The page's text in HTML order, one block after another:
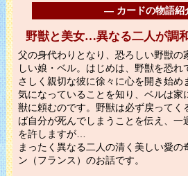
― カードの物語
野獣と美女…異なる二人が調
父の身代わりとなり、恐ろしい野獣の
しい娘・ベル。はじめは、野獣を恐
さしく親切な彼に徐々に心を開き始め
気になっていることを知り、ベルは家
獣に頼むのです。野獣は必ず戻ってく
ば自分が死んでしまうことを伝え、一
を許しますが…
まったく異なる二人の清く美しい愛の
ン（フランス）のお話です。